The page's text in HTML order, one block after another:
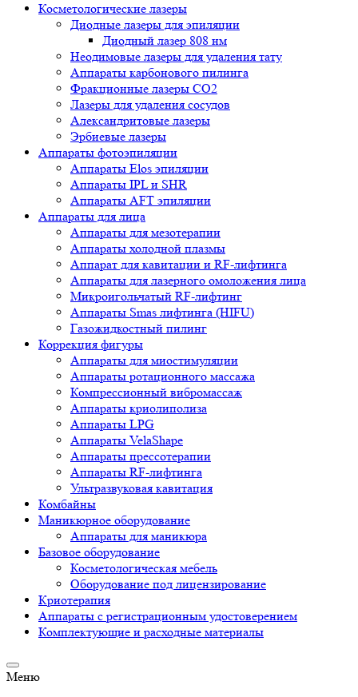
Косметологические лазеры
Диодные лазеры для эпиляции
Диодный лазер 808 нм
Неодимовые лазеры для удаления тату
Аппараты карбонового пилинга
Фракционные лазеры CO2
Лазеры для удаления сосудов
Александритовые лазеры
Эрбиевые лазеры
Аппараты фотоэпиляции
Аппараты Elos эпиляции
Аппараты IPL и SHR
Аппараты AFT эпиляции
Аппараты для лица
Аппараты для мезотерапии
Аппараты холодной плазмы
Аппарат для кавитации и RF-лифтинга
Аппараты для лазерного омоложения лица
Микроигольчатый RF-лифтинг
Аппараты Smas лифтинга (HIFU)
Газожидкостный пилинг
Коррекция фигуры
Аппараты для миостимуляции
Аппараты ротационного массажа
Компрессионный вибромассаж
Аппараты криолиполиза
Аппараты LPG
Аппараты VelaShape
Аппараты прессотерапии
Аппараты RF-лифтинга
Ультразвуковая кавитация
Комбайны
Маникюрное оборудование
Аппараты для маникюра
Базовое оборудование
Косметологическая мебель
Оборудование под лицензирование
Криотерапия
Аппараты c регистрационным удостоверением
Комплектующие и расходные материалы
Меню